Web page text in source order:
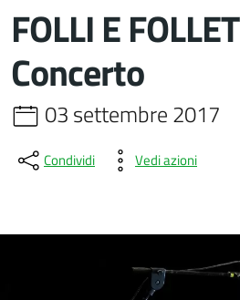
FOLLI E
Concerto
03 settembre 2017
Condividi Vedi azioni